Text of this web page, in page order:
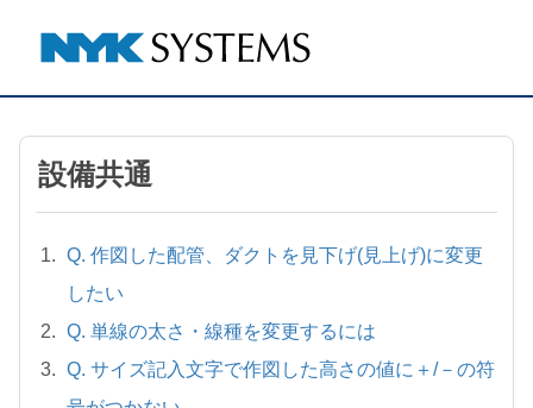
設備共通
Q. 作図した配管、ダクトを見下げ(見上げ)に変更
したい
Q. 単線の太さ・線種を変更するには
Q. サイズ記入文字で作図した高さの値に＋/－の符